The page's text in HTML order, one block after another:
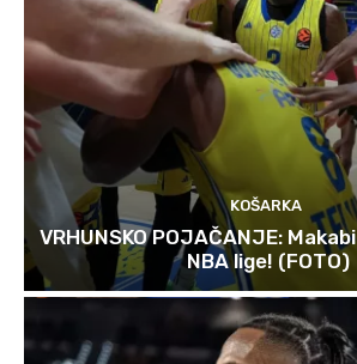
KOŠARKA
VRHUNSKO POJAČANJE:
NBA lige! (FOTO)